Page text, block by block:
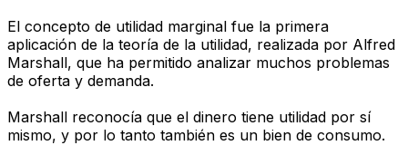
El concepto de utilidad marginal fue la primera
aplicación de la teoría de la utilidad, realizada por Alfred
Marshall, que ha permitido analizar muchos problemas
de oferta y demanda.
Marshall reconocía que el dinero tiene utilidad por sí
mismo, y por lo tanto también es un bien de consumo.